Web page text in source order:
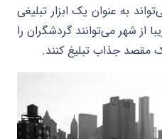
به عنوان یک ابزار تبلیغی
از شهر می‌توانند گردشگران را
مقصد جذاب تبلیغ کنند.